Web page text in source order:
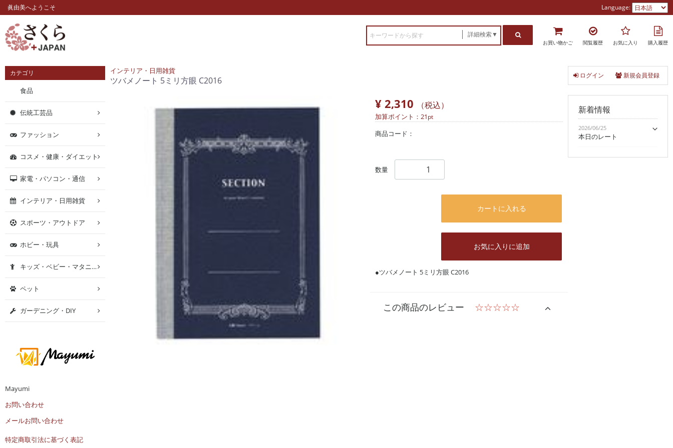
眞由美へようこそ Language:
詳細検索▼
お買い物かご 閲覧履歴 お気に入り 購入履歴
インテリア・日用雑貨
ツバメノート 5ミリ方眼 C2016
¥ 2,310 （税込）
加算ポイント： 21pt
商品コード：
数量
カートに入れる
お気に入りに追加
●ツバメノート 5ミリ方眼 C2016
この商品のレビュー ☆☆☆☆☆
カテゴリ
食品
伝統工芸品
ファッション
コスメ・健康・ダイエット
家電・パソコン・通信
インテリア・日用雑貨
スポーツ・アウトドア
ホビー・玩具
キッズ・ベビー・マタニティ
ペット
ガーデニング・DIY
Mayumi
お問い合わせ
メールお問い合わせ
特定商取引法に基づく表記
ログイン 新規会員登録
新着情報
2026/06/25
本日のレート